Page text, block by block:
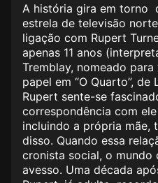
A história gira em torno
estrela de televisão
ligação com Rupert
apenas 11 anos
Tremblay, nomeado
papel em “O Quarto”, de
Rupert sente-se
correspondência com
incluindo a própria mãe,
disso. Quando essa
cronista social, o
avesso. Uma década